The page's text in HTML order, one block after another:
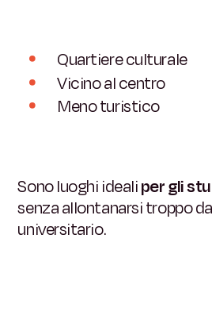
Quartiere culturale
Vicino al centro
Meno turistico
Sono luoghi idealiper gli
senza allontanarsi troppo
universitario.